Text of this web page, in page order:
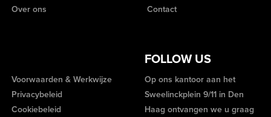
Over ons
Contact
FOLLOW US
Voorwaarden & Werkwijze
Privacybeleid
Cookiebeleid
Op ons kantoor aan het
Sweelinckplein 9/11 in Den
Haag ontvangen we u graag